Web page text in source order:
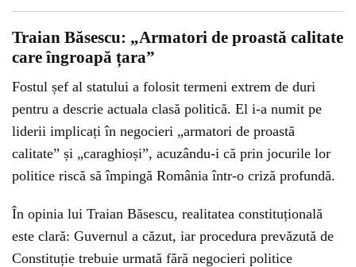
Traian Băsescu: „Armatori de proastă calitate
care îngroapă țara”
Fostul șef al statului a folosit termeni extrem de duri
pentru a descrie actuala clasă politică. El i-a numit pe
liderii implicați în negocieri „armatori de proastă
calitate” și „caraghioși”, acuzându-i că prin jocurile lor
politice riscă să împingă România într-o criză profundă.
În opinia lui Traian Băsescu, realitatea constituțională
este clară: Guvernul a căzut, iar procedura prevăzută de
Constituție trebuie urmată fără negocieri politice